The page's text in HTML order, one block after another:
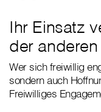
Ihr Einsatz
der
Wer sich freiwillig
sondern auch
Freiwilliges